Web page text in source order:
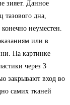
зияет. Данное
дна,
неуместен.
или в
На картинке
через 3
закрывают вход во
самих тканей